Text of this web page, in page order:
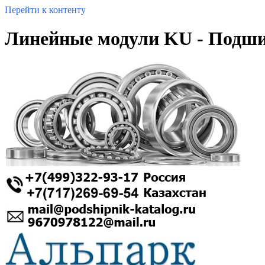
Перейти к контенту
Линейные модули KU -